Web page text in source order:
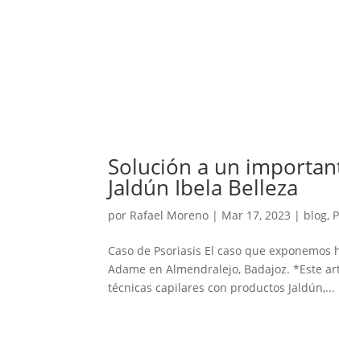
Solución a un
Jaldún Ibela Belleza
por Rafael Moreno | Mar 17, 2023 | blog,
Caso de Psoriasis El caso que
Adame en Almendralejo, Badajoz. *Este
técnicas capilares con productos Jaldún,...